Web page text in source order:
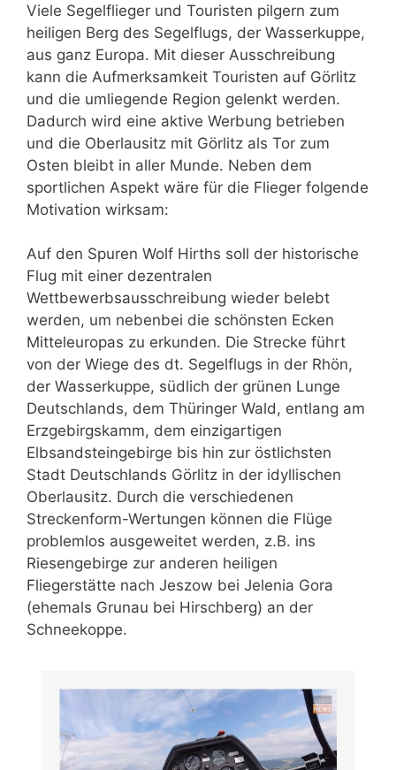
Viele Segelflieger und Touristen pilgern zum
heiligen Berg des Segelflugs, der Wasserkuppe,
aus ganz Europa. Mit dieser Ausschreibung
kann die Aufmerksamkeit Touristen auf Görlitz
und die umliegende Region gelenkt werden.
Dadurch wird eine aktive Werbung betrieben
und die Oberlausitz mit Görlitz als Tor zum
Osten bleibt in aller Munde. Neben dem
sportlichen Aspekt wäre für die Flieger folgende
Motivation wirksam:
Auf den Spuren Wolf Hirths soll der historische
Flug mit einer dezentralen
Wettbewerbsausschreibung wieder belebt
werden, um nebenbei die schönsten Ecken
Mitteleuropas zu erkunden. Die Strecke führt
von der Wiege des dt. Segelflugs in der Rhön,
der Wasserkuppe, südlich der grünen Lunge
Deutschlands, dem Thüringer Wald, entlang am
Erzgebirgskamm, dem einzigartigen
Elbsandsteingebirge bis hin zur östlichsten
Stadt Deutschlands Görlitz in der idyllischen
Oberlausitz. Durch die verschiedenen
Streckenform-Wertungen können die Flüge
problemlos ausgeweitet werden, z.B. ins
Riesengebirge zur anderen heiligen
Fliegerstätte nach Jeszow bei Jelenia Gora
(ehemals Grunau bei Hirschberg) an der
Schneekoppe.